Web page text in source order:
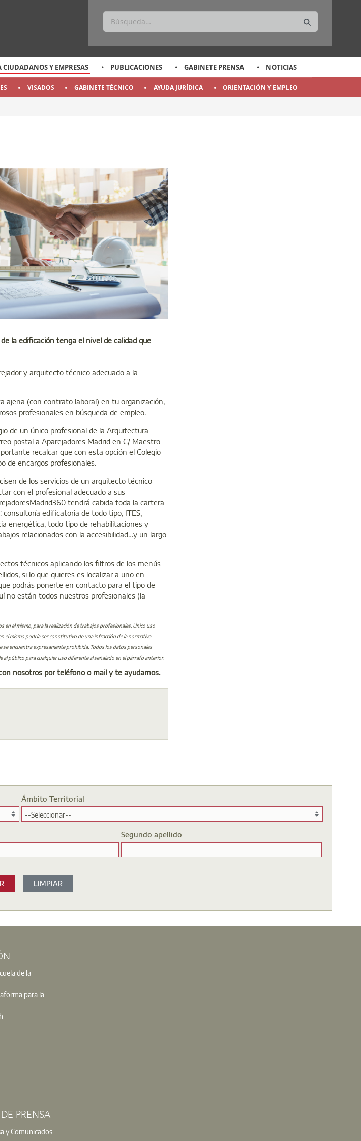
rrss
CIUDADANOS Y EMPRESAS PUBLICACIONES GABINETE PRENSA NOTICIAS
VISADOS GABINETE TÉCNICO AYUDA JURÍDICA ORIENTACIÓN Y EMPLEO
la edificación tenga el nivel de calidad que
y arquitecto técnico adecuado a la
ajena (con contrato laboral) en tu organización,
profesionales en búsqueda de empleo.
de un único profesionalde la Arquitectura
postal a Aparejadores Madrid en C/ Maestro
recalcar que con esta opción el Colegio
de encargos profesionales.
de los servicios de un arquitecto técnico
con el profesional adecuado a sus
tendrá cabida toda la cartera
edificatoria de todo tipo, ITES,
energética, todo tipo de rehabilitaciones y
relacionados con la accesibilidad…y un largo
técnicos aplicando los filtros de los menús
si lo que quieres es localizar a uno en
podrás ponerte en contacto para el tipo de
no están todos nuestros profesionales (la
el mismo, para la realización de trabajos profesionales. Único uso
el mismo podría ser constitutivo de una infracción de la normativa
se encuentra expresamente prohibida. Todos los datos personales
al público para cualquier uso diferente al señalado en el párrafo anterior.
nosotros por teléfono o mail y te ayudamos.
Ámbito Territorial
Segundo apellido
LIMPIAR
de la
para la
PRENSA
y Comunicados